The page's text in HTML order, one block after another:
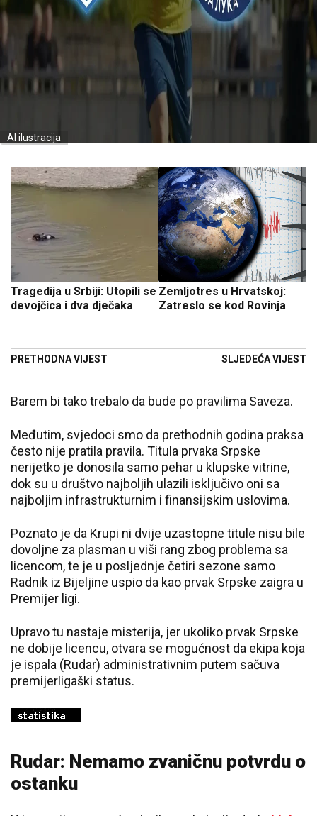
AI ilustracija
Tragedija u Srbiji: Utopili se
devojčica i dva dječaka
PRETHODNA VIJEST
Zemljotres u Hrvatskoj:
Zatreslo se kod Rovinja
SLJEDEĆA VIJEST
Barem bi tako trebalo da bude po pravilima Saveza.
Međutim, svjedoci smo da prethodnih godina praksa
često nije pratila pravila. Titula prvaka Srpske
nerijetko je donosila samo pehar u klupske vitrine,
dok su u društvo najboljih ulazili isključivo oni sa
najboljim infrastrukturnim i finansijskim uslovima.
Poznato je da Krupi ni dvije uzastopne titule nisu bile
dovoljne za plasman u viši rang zbog problema sa
licencom, te je u posljednje četiri sezone samo
Radnik iz Bijeljine uspio da kao prvak Srpske zaigra u
Premijer ligi.
Upravo tu nastaje misterija, jer ukoliko prvak Srpske
ne dobije licencu, otvara se mogućnost da ekipa koja
je ispala (Rudar) administrativnim putem sačuva
premijerligaški status.
Rudar: Nemamo zvaničnu potvrdu o
ostanku